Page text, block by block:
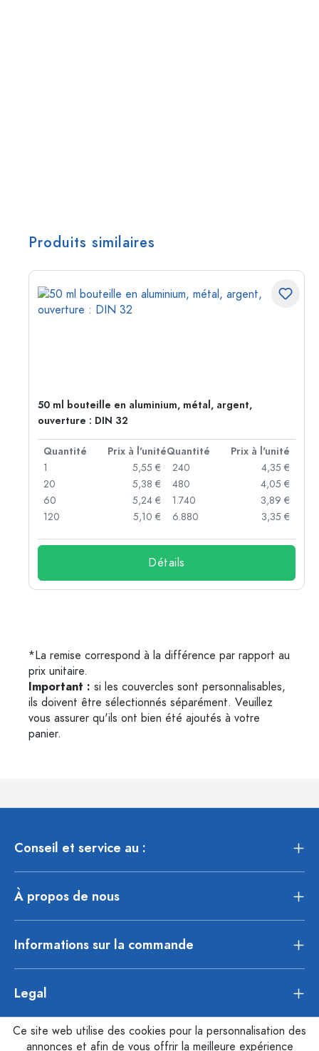
Produits similaires
50 ml bouteille en aluminium, métal, argent,
ouverture : DIN 32
Quantité Prix à l'unitéQuantité
Prix à l'unité
1
5,55 €
20
5,38 €
60
5,24 €
120
5,10 €
240
4,35 €
480
4,05 €
1.740
3,89 €
6.880
3,35 €
Détails
*La remise correspond à la différence par rapport au
prix unitaire.
Important : si les couvercles sont personnalisables,
ils doivent être sélectionnés séparément. Veuillez
vous assurer qu'ils ont bien été ajoutés à votre
panier.
Conseil et service au :
À propos de nous
Informations sur la commande
Legal
Ce site web utilise des cookies pour la personnalisation des
annonces et afin de vous offrir la meilleure expérience